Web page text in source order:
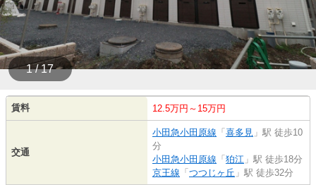
1 / 17
賃料 12.5万円～15万円
交通
小田急小田原線 「 喜多見 」駅 徒歩10
分
小田急小田原線 「 狛江 」駅 徒歩18分
京王線 「 つつじヶ丘 」駅 徒歩32分